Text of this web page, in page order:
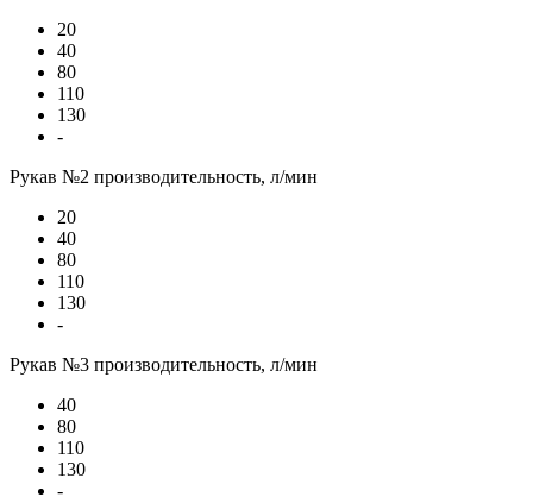
20
40
80
110
130
-
Рукав №2 производительность, л/мин
20
40
80
110
130
-
Рукав №3 производительность, л/мин
40
80
110
130
-